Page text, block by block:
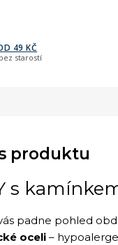
49 KČ
starostí
produktu
s
padne pohled
oceli –